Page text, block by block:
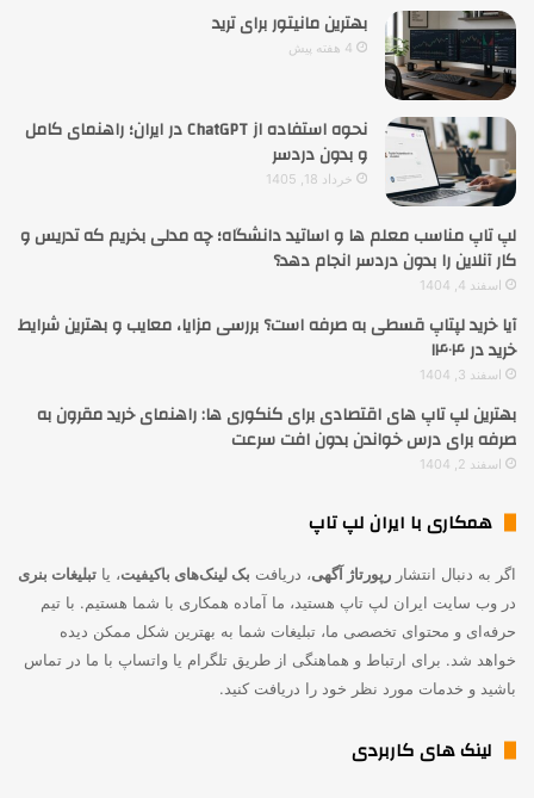
بهترین مانیتور برای ترید
4 هفته پیش
نحوه استفاده از ChatGPT در ایران؛ راهنمای کامل
و بدون دردسر
خرداد 18, 1405
لپ تاپ مناسب معلم ها و اساتید دانشگاه؛ چه مدلی بخریم که تدریس و
کار آنلاین را بدون دردسر انجام دهد؟
اسفند 4, 1404
آیا خرید لپتاپ قسطی به صرفه است؟ بررسی مزایا، معایب و بهترین شرایط
خرید در ۱۴۰۴
اسفند 3, 1404
بهترین لپ تاپ های اقتصادی برای کنکوری ها: راهنمای خرید مقرون به
صرفه برای درس خواندن بدون افت سرعت
اسفند 2, 1404
همکاری با ایران لپ تاپ
اگر به دنبال انتشار رپورتاژ آگهی، دریافت بک لینک‌های باکیفیت، یا تبلیغات بنری
در وب سایت ایران لپ تاپ هستید، ما آماده همکاری با شما هستیم. با تیم
حرفه‌ای و محتوای تخصصی ما، تبلیغات شما به بهترین شکل ممکن دیده
خواهد شد. برای ارتباط و هماهنگی از طریق تلگرام یا واتساپ با ما در تماس
باشید و خدمات مورد نظر خود را دریافت کنید.
لینک های کاربردی